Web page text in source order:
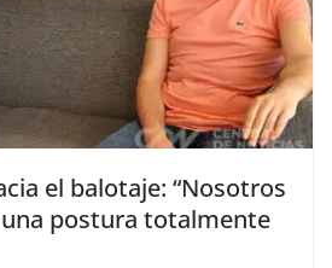
el balotaje: “Nosotros
postura totalmente